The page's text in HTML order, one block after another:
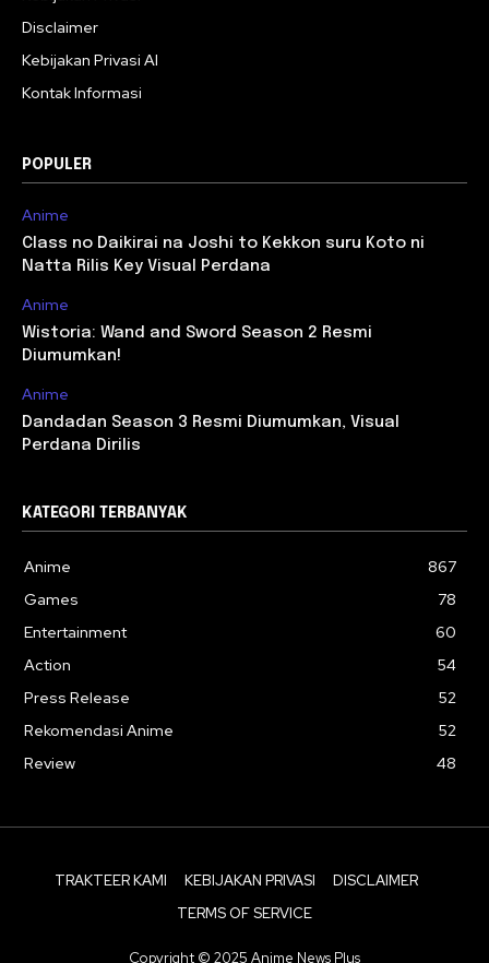
Disclaimer
Kebijakan Privasi AI
Kontak Informasi
POPULER
Anime
Class no Daikirai na Joshi to Kekkon suru Koto ni
Natta Rilis Key Visual Perdana
Anime
Wistoria: Wand and Sword Season 2 Resmi
Diumumkan!
Anime
Dandadan Season 3 Resmi Diumumkan, Visual
Perdana Dirilis
KATEGORI TERBANYAK
Anime
867
Games
78
Entertainment
60
Action
54
Press Release
52
Rekomendasi Anime
52
Review
48
TRAKTEER KAMI KEBIJAKAN PRIVASI
DISCLAIMER
TERMS OF SERVICE
Copyright © 2025 Anime News Plus